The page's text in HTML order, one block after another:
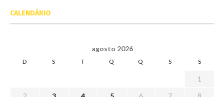
CALENDÁRIO
agosto 2026
D S T Q Q S S
1